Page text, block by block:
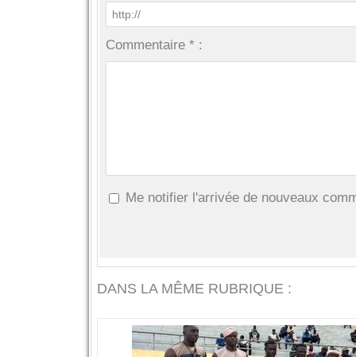
Commentaire * :
Me notifier l'arrivée de nouveaux
DANS LA MÊME RUBRIQUE :